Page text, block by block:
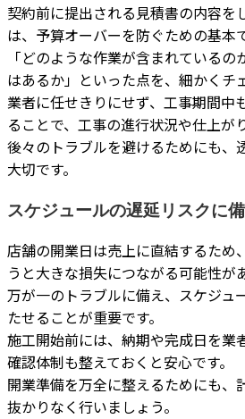
契約前に提出される見積書の内容を
は、予算オーバーを防ぐための基本で
「どのような作業が含まれている
はあるか」といった点を、細かくチ
業者に任せきりにせず、工事期間中
ることで、工事の進行状況や仕上が
後々のトラブルを避けるためにも、
大切です。
スケジュールの遅延リスクに
店舗の開業日は売上に直結するため
うと大きな損失につながる可能性が
万が一のトラブルに備え、スケジュ
たせることが重要です。
施工開始前には、納期や完成日を業
確認体制も整えておくと安心です。
開業準備を万全に整えるためにも、
抜かりなく行いましょう。